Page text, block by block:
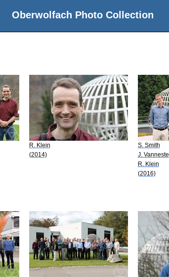
Oberwolfach Photo Collection
R. Klein
(2014)
S. Smith
J. Vanneste
R. Klein
(2016)